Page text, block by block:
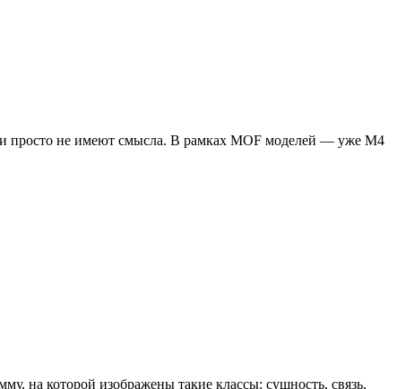
просто не имеют смысла. В рамках MOF моделей — уже M4
на которой изображены такие классы: сущность, связь,